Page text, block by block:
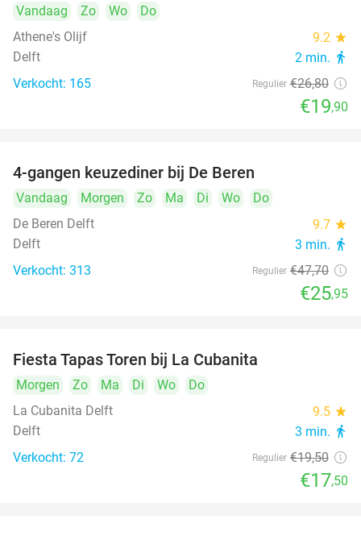
Vandaag Zo Wo
Do
Athene's Olijf
9.2 star
Delft 2 min. directions_walk
Verkocht: 165 Regulier €26,80
€19,90
4-gangen keuzediner bij De Beren
Vandaag Morgen Zo Ma Di Wo
Do
De Beren Delft
9.7 star
Delft 3 min. directions_walk
Verkocht: 313 Regulier €47,70
€25,95
Fiesta Tapas Toren bij La Cubanita
Morgen Zo Ma Di Wo
Do
La Cubanita Delft
9.5 star
Delft 3 min. directions_walk
Verkocht: 72 Regulier €19,50
€17,50